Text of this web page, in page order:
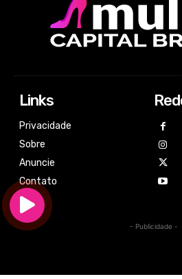
Links
Privacidade
Sobre
Anuncie
Contato
- Publicidade -